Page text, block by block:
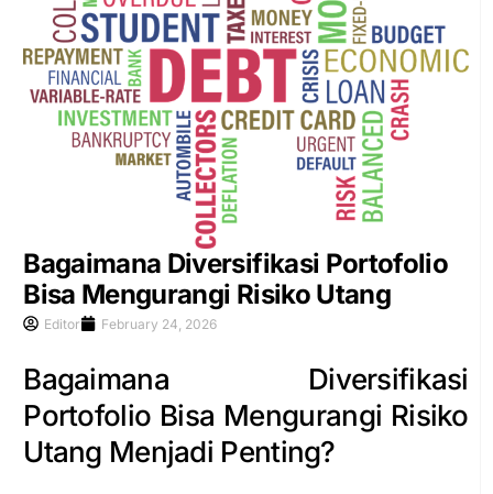
Bagaimana Diversifikasi Portofolio
Bisa Mengurangi Risiko Utang
Editor February 24, 2026
Bagaimana Diversifikasi
Portofolio Bisa Mengurangi Risiko
Utang Menjadi Penting?